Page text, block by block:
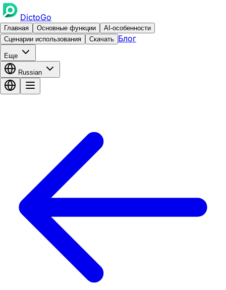
DictoGo
Главная Основные функции
AI-особенности
Сценарии использования
Скачать Блог
Еще
Russian